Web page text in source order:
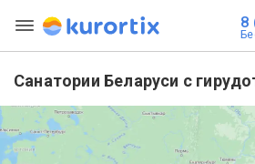
8
Санатории Беларуси с